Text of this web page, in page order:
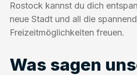
Rostock kannst du dich
neue Stadt und all die
Freizeitmöglichkeiten freuen.
Was sagen